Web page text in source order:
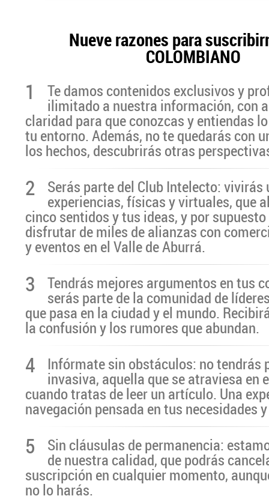
Nueve razones para
COLOMBIANO
1 Te damos contenidos exclusivos y
ilimitado a nuestra información, con
claridad para que conozcas y entiendas
tu entorno. Además, no te quedarás con
los hechos, descubrirás otras
2 Serás parte del Club Intelecto: vivirás
experiencias, físicas y virtuales, que
cinco sentidos y tus ideas, y por
disfrutar de miles de alianzas con
y eventos en el Valle de Aburrá.
3 Tendrás mejores argumentos en tus
serás parte de la comunidad de
que pasa en la ciudad y el mundo.
la confusión y los rumores que abundan.
4 Infórmate sin obstáculos: no tendrás
invasiva, aquella que se atraviesa en
cuando tratas de leer un artículo. Una
navegación pensada en tus necesidades
5 Sin cláusulas de permanencia:
de nuestra calidad, que podrás
suscripción en cualquier momento,
no lo harás.